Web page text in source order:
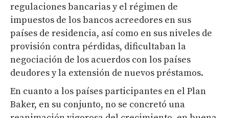
regulaciones bancarias y el régimen de
impuestos de los bancos acreedores en sus
países de residencia, así como en sus niveles de
provisión contra pérdidas, dificultaban la
negociación de los acuerdos con los países
deudores y la extensión de nuevos préstamos.
En cuanto a los países participantes en el Plan
Baker, en su conjunto, no se concretó una